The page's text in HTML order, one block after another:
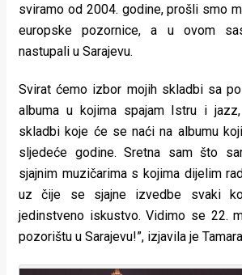
sviramo od 2004. godine, prošli smo
europske pozornice, a u ovom
nastupali u Sarajevu.
Svirat ćemo izbor mojih skladbi sa
albuma u kojima spajam Istru i
skladbi koje će se naći na albumu
sljedeće godine. Sretna sam što
sjajnim muzičarima s kojima dijelim
uz čije se sjajne izvedbe svaki
jedinstveno iskustvo. Vidimo se 22.
pozorištu u Sarajevu!”, izjavila je